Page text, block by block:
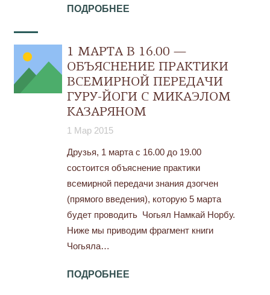
ПОДРОБНЕЕ
1 МАРТА В 16.00 —
ОБЪЯСНЕНИЕ ПРАКТИКИ
ВСЕМИРНОЙ ПЕРЕДАЧИ
ГУРУ-ЙОГИ С МИКАЭЛОМ
КАЗАРЯНОМ
1 Мар 2015
Друзья, 1 марта с 16.00 до 19.00
состоится объяснение практики
всемирной передачи знания дзогчен
(прямого введения), которую 5 марта
будет проводить Чогьял Намкай Норбу.
Ниже мы приводим фрагмент книги
Чогьяла…
ПОДРОБНЕЕ